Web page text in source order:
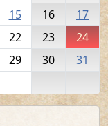
15 16
17
22 23
24
29 30 31